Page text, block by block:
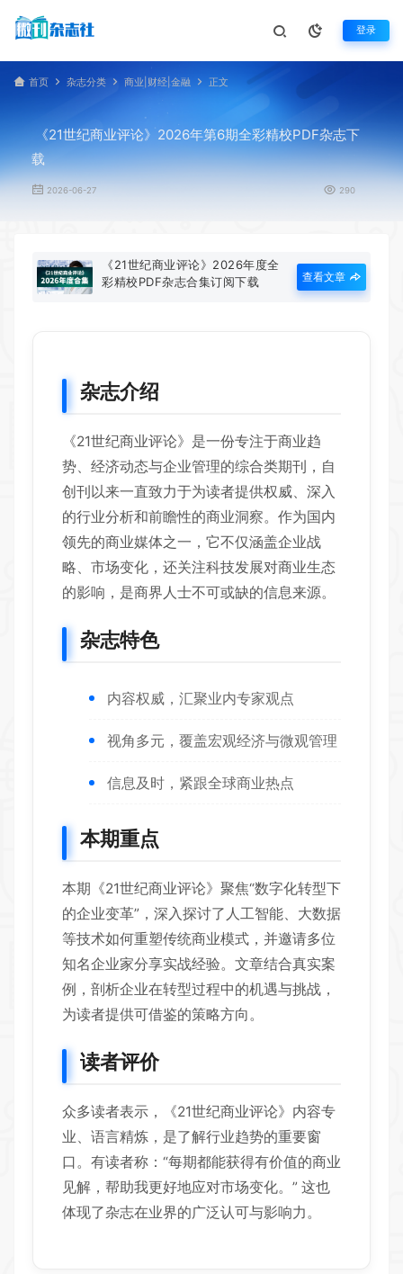
登录
首页 杂志分类 商业|财经|金融 正文
《21世纪商业评论》2026年第6期全彩精校PDF杂志下
载
2026-06-27 290
《21世纪商业评论》2026年度全
彩精校PDF杂志合集订阅下载
查看文章
杂志介绍
《21世纪商业评论》是一份专注于商业趋
势、经济动态与企业管理的综合类期刊，自
创刊以来一直致力于为读者提供权威、深入
的行业分析和前瞻性的商业洞察。作为国内
领先的商业媒体之一，它不仅涵盖企业战
略、市场变化，还关注科技发展对商业生态
的影响，是商界人士不可或缺的信息来源。
杂志特色
内容权威，汇聚业内专家观点
视角多元，覆盖宏观经济与微观管理
信息及时，紧跟全球商业热点
本期重点
本期《21世纪商业评论》聚焦“数字化转型下
的企业变革”，深入探讨了人工智能、大数据
等技术如何重塑传统商业模式，并邀请多位
知名企业家分享实战经验。文章结合真实案
例，剖析企业在转型过程中的机遇与挑战，
为读者提供可借鉴的策略方向。
读者评价
众多读者表示，《21世纪商业评论》内容专
业、语言精炼，是了解行业趋势的重要窗
口。有读者称：“每期都能获得有价值的商业
见解，帮助我更好地应对市场变化。” 这也
体现了杂志在业界的广泛认可与影响力。